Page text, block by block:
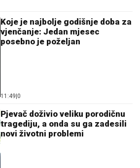
Koje je najbolje godišnje doba za
vjenčanje: Jedan mjesec
posebno je poželjan
11:49 0
Pjevač doživio veliku porodičnu
tragediju, a onda su ga zadesili
novi životni problemi